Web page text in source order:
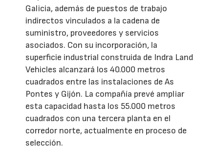
Galicia, además de puestos de trabajo
indirectos vinculados a la cadena de
suministro, proveedores y servicios
asociados. Con su incorporación, la
superficie industrial construida de Indra Land
Vehicles alcanzará los 40.000 metros
cuadrados entre las instalaciones de As
Pontes y Gijón. La compañía prevé ampliar
esta capacidad hasta los 55.000 metros
cuadrados con una tercera planta en el
corredor norte, actualmente en proceso de
selección.